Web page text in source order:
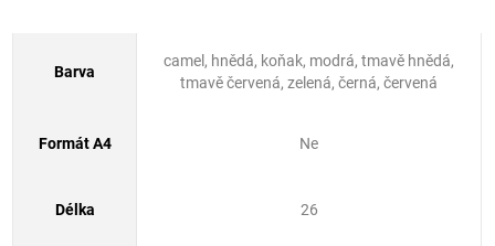
Barva
camel, hnědá, koňak, modrá, tmavě hnědá,
tmavě červená, zelená, černá, červená
Formát A4 Ne
Délka 26